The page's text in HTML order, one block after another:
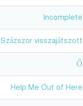
Incomplete
Százszor visszajátszott
Ő
Help Me Out of Here